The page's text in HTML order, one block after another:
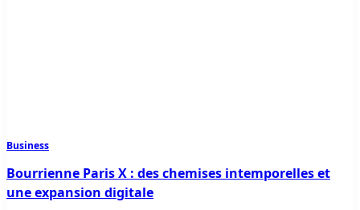
Business
Bourrienne Paris X : des chemises intemporelles et
une expansion digitale